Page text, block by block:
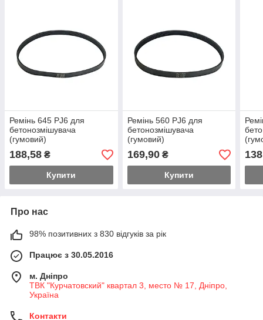
Ремінь 645 PJ6 для
бетонозмішувача
(гумовий)
188,58 ₴
Купити
Ремінь 560 PJ6 для
бетонозмішувача
(гумовий)
169,90₴
Купити
Про нас
98% позитивних з 830 відгуків за рік
Працює з 30.05.2016
м. Дніпро
ТВК "Курчатовский" квартал 3, место № 17, Дніпро,
Україна
Контакти